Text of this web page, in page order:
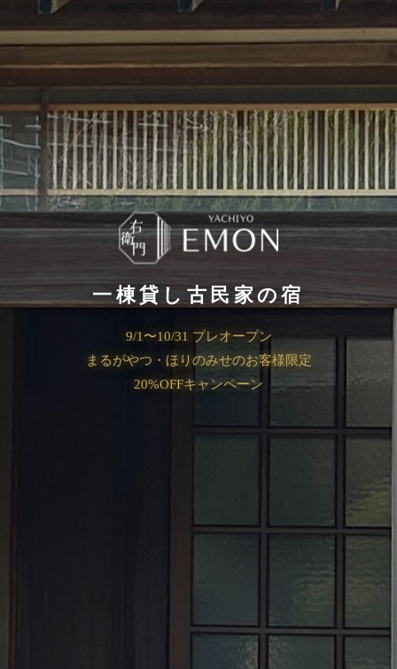
一棟貸し古民家の宿
9/1〜10/31 プレオープン
まるがやつ・ほりのみせのお客様限定
20%OFFキャンペーン